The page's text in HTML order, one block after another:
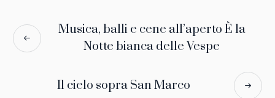
Musica, balli e cene all’aperto È la
Notte bianca delle Vespe
Il cielo sopra San Marco